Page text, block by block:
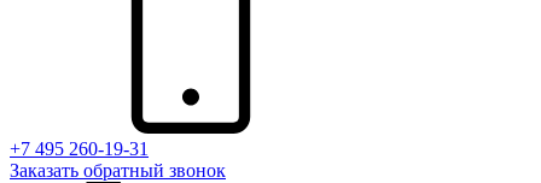
+7 495 260-19-31
Заказать обратный звонок